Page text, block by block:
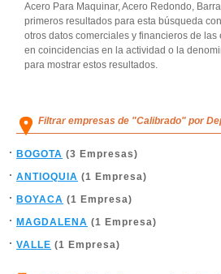
Acero Para Maquinar, Acero Redondo,
primeros resultados para esta búsqueda
otros datos comerciales y financieros de las
en coincidencias en la actividad o la
para mostrar estos resultados.
Filtrar empresas de "Calibrado" por
BOGOTA (3 Empresas)
ANTIOQUIA (1 Empresa)
BOYACA (1 Empresa)
MAGDALENA (1 Empresa)
VALLE (1 Empresa)